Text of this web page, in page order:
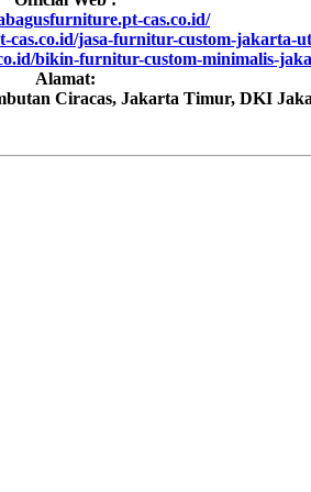
cas.co.id/
jasa-furnitur-custom-jakarta-
bikin-furnitur-custom-minimalis-
Alamat:
Ciracas, Jakarta Timur, DKI